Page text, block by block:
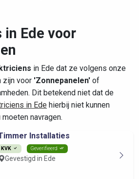
Ede voor
in Ede dat ze volgens onze
zijn voor 'Zonnepanelen' of
Dit betekend niet dat de
in Ede hierbij niet kunnen
navragen.
Installaties
KVK Geverifieerd
Gevestigd in Ede